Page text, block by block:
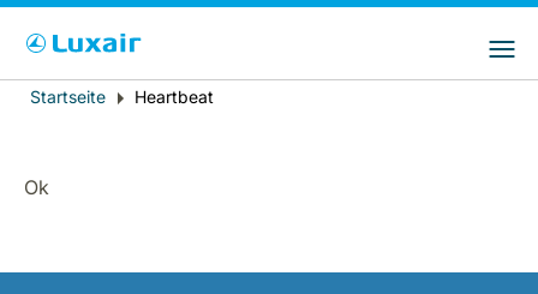
und Ihre bevorzugte Sprache
Breadcrumb
Startseite Heartbeat
Ok